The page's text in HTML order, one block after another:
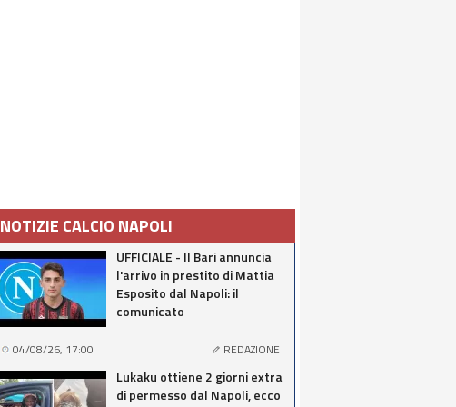
NOTIZIE CALCIO NAPOLI
UFFICIALE - Il Bari annuncia
l'arrivo in prestito di Mattia
Esposito dal Napoli: il
comunicato
04/08/26, 17:00 REDAZIONE
Lukaku ottiene 2 giorni extra
di permesso dal Napoli, ecco